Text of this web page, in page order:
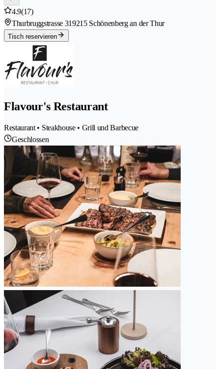
4.9(17)
Thurbruggstrasse 319215 Schönenberg an der Thur
Tisch reservieren
Flavour's Restaurant
Restaurant • Steakhouse • Grill und Barbecue
Geschlossen